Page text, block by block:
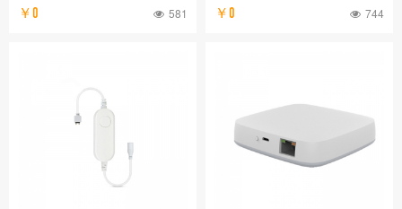
￥0 581 ￥0 744